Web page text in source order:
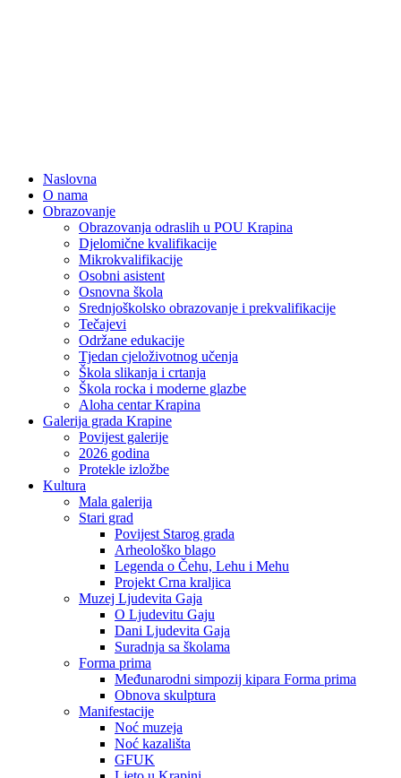
Naslovna
O nama
Obrazovanje
Obrazovanja odraslih u POU Krapina
Djelomične kvalifikacije
Mikrokvalifikacije
Osobni asistent
Osnovna škola
Srednjoškolsko obrazovanje i prekvalifikacije
Tečajevi
Održane edukacije
Tjedan cjeloživotnog učenja
Škola slikanja i crtanja
Škola rocka i moderne glazbe
Aloha centar Krapina
Galerija grada Krapine
Povijest galerije
2026 godina
Protekle izložbe
Kultura
Mala galerija
Stari grad
Povijest Starog grada
Arheološko blago
Legenda o Čehu, Lehu i Mehu
Projekt Crna kraljica
Muzej Ljudevita Gaja
O Ljudevitu Gaju
Dani Ljudevita Gaja
Suradnja sa školama
Forma prima
Međunarodni simpozij kipara Forma prima
Obnova skulptura
Manifestacije
Noć muzeja
Noć kazališta
GFUK